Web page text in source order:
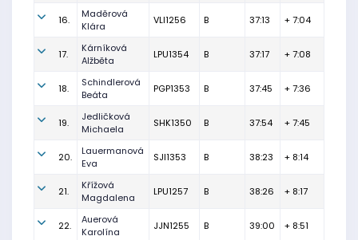
16.
Maděrová
Klára
VLI1256 B 37:13 + 7:04
17.
Kárníková
Alžběta
LPU1354 B 37:17 + 7:08
18.
Schindlerová
Beáta
PGP1353 B 37:45 + 7:36
19.
Jedličková
Michaela
SHK1350 B 37:54 + 7:45
20.
Lauermanová
Eva
SJI1353 B 38:23 + 8:14
21.
Křížová
Magdalena
LPU1257 B 38:26 + 8:17
22.
Auerová
Karolína
JJN1255 B 39:00 + 8:51